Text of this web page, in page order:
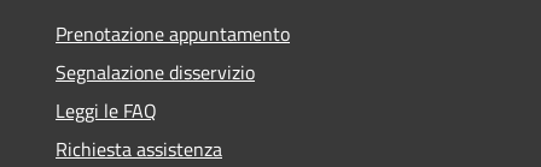
Prenotazione appuntamento
Segnalazione disservizio
Leggi le FAQ
Richiesta assistenza